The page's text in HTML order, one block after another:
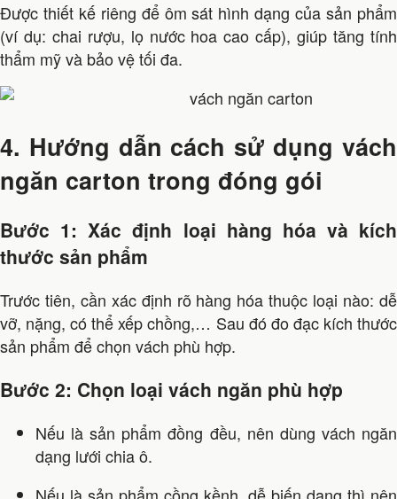
Được thiết kế riêng để ôm sát hình dạng của sản phẩm
(ví dụ: chai rượu, lọ nước hoa cao cấp), giúp tăng tính
thẩm mỹ và bảo vệ tối đa.
4. Hướng dẫn cách sử dụng vách
ngăn carton trong đóng gói
Bước 1: Xác định loại hàng hóa và kích
thước sản phẩm
Trước tiên, cần xác định rõ hàng hóa thuộc loại nào: dễ
vỡ, nặng, có thể xếp chồng,… Sau đó đo đạc kích thước
sản phẩm để chọn vách phù hợp.
Bước 2: Chọn loại vách ngăn phù hợp
Nếu là sản phẩm đồng đều, nên dùng vách ngăn
dạng lưới chia ô.